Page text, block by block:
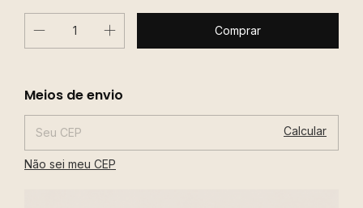
Entregas para o CEP:
Meios de envio
Calcular
Não sei meu CEP